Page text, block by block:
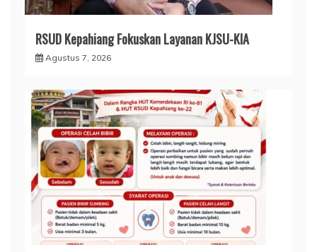
RSUD Kepahiang Fokuskan Layanan KJSU-KIA
Agustus 7, 2026